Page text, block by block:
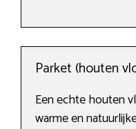
Parket (houten
Een echte houten
warme en